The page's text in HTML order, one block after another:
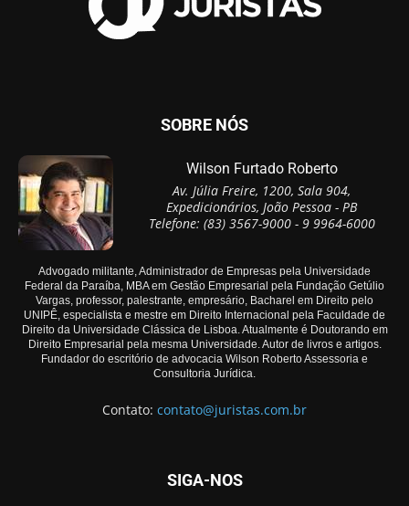
SOBRE NÓS
Wilson Furtado Roberto
Av. Júlia Freire, 1200, Sala 904,
Expedicionários, João Pessoa - PB
Telefone: (83) 3567-9000 - 9 9964-6000
Advogado militante, Administrador de Empresas pela Universidade
Federal da Paraíba, MBA em Gestão Empresarial pela Fundação Getúlio
Vargas, professor, palestrante, empresário, Bacharel em Direito pelo
UNIPÊ, especialista e mestre em Direito Internacional pela Faculdade de
Direito da Universidade Clássica de Lisboa. Atualmente é Doutorando em
Direito Empresarial pela mesma Universidade. Autor de livros e artigos.
Fundador do escritório de advocacia Wilson Roberto Assessoria e
Consultoria Jurídica.
Contato: contato@juristas.com.br
SIGA-NOS